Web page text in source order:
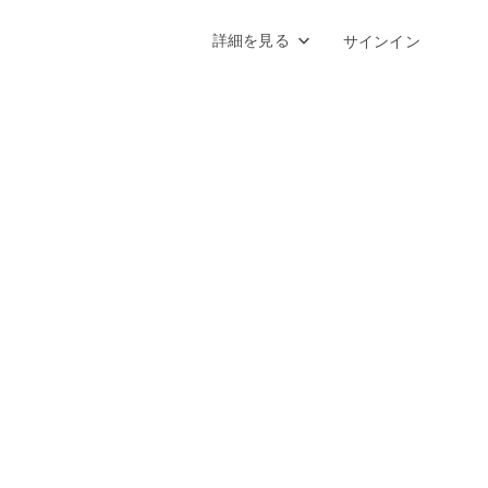
詳細を見る サインイン